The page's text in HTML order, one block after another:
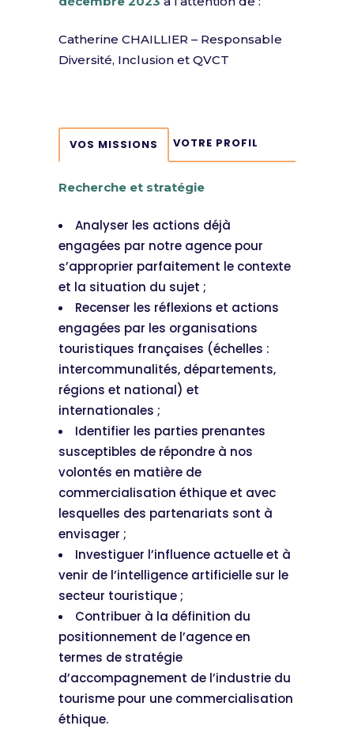
Catherine CHAILLIER – Responsable
Diversité, Inclusion et QVCT
VOS MISSIONS VOTRE PROFIL
Recherche et stratégie
Analyser les actions déjà
engagées par notre agence pour
s’approprier parfaitement le contexte
et la situation du sujet ;
Recenser les réflexions et actions
engagées par les organisations
touristiques françaises (échelles :
intercommunalités, départements,
régions et national) et
internationales ;
Identifier les parties prenantes
susceptibles de répondre à nos
volontés en matière de
commercialisation éthique et avec
lesquelles des partenariats sont à
envisager ;
Investiguer l’influence actuelle et à
venir de l’intelligence artificielle sur le
secteur touristique ;
Contribuer à la définition du
positionnement de l’agence en
termes de stratégie
d’accompagnement de l’industrie du
tourisme pour une commercialisation
éthique.